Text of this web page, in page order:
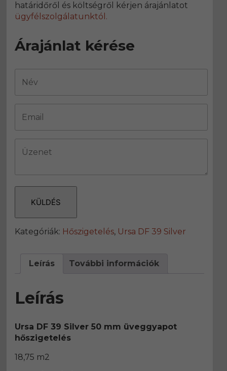
határidőről és költségről kérjen árajánlatot
ügyfélszolgálatunktól.
Árajánlat kérése
KÜLDÉS
Kategóriák: Hőszigetelés, Ursa DF 39 Silver
Leírás További információk
Leírás
Ursa DF 39 Silver 50 mm üveggyapot
hőszigetelés
18,75 m2